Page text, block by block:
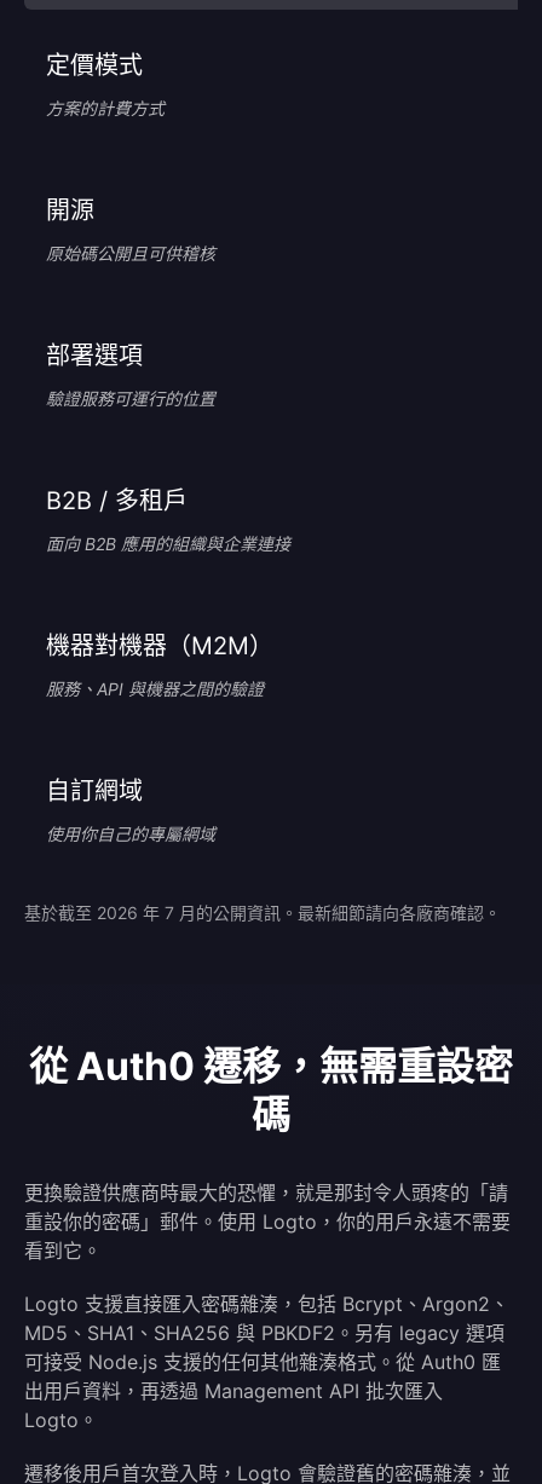
定價模式
方案的計費方式
開源
原始碼公開且可供稽核
部署選項
驗證服務可運行的位置
B2B / 多租戶
面向 B2B 應用的組織與企業連接
機器對機器（M2M）
服務、API 與機器之間的驗證
自訂網域
使用你自己的專屬網域
基於截至 2026 年 7 月的公開資訊。最新細節請向各廠商確認。
從 Auth0 遷移，無需重設密
碼
更換驗證供應商時最大的恐懼，就是那封令人頭疼的「請
重設你的密碼」郵件。使用 Logto，你的用戶永遠不需要
看到它。
Logto 支援直接匯入密碼雜湊，包括 Bcrypt、Argon2、
MD5、SHA1、SHA256 與 PBKDF2。另有 legacy 選項
可接受 Node.js 支援的任何其他雜湊格式。從 Auth0 匯
出用戶資料，再透過 Management API 批次匯入
Logto。
遷移後用戶首次登入時，Logto 會驗證舊的密碼雜湊，並